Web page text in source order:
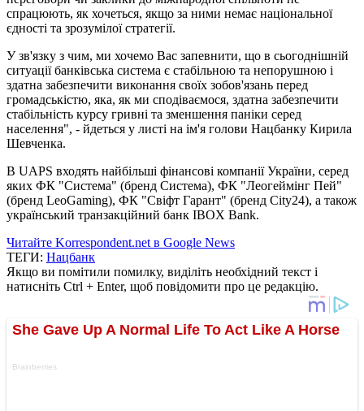
спрацюють, як хочеться, якщо за ними немає національної
єдності та зрозумілої стратегії.
У зв'язку з чим, ми хочемо Вас запевнити, що в сьогоднішній
ситуації банківська система є стабільною та непорушною і
здатна забезпечити виконання своїх зобов'язань перед
громадськістю, яка, як ми сподіваємося, здатна забезпечити
стабільність курсу гривні та зменшення паніки серед
населення", - йдеться у листі на ім'я голови Нацбанку Кирила
Шевченка.
В UAPS входять найбільші фінансові компанії України, серед
яких ФК "Система" (бренд Система), ФК "Леогеймінг Пей"
(бренд LeoGaming), ФК "Свіфт Гарант" (бренд City24), а також
український транзакційний банк IBOX Bank.
Читайте Korrespondent.net в Google News
ТЕГИ: Нацбанк
Якщо ви помітили помилку, виділіть необхідний текст і
натисніть Ctrl + Enter, щоб повідомити про це редакцію.